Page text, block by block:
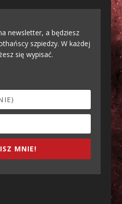
newsletter, a będziesz
szpiedzy. W każdej
się wypisać.
MNIE!